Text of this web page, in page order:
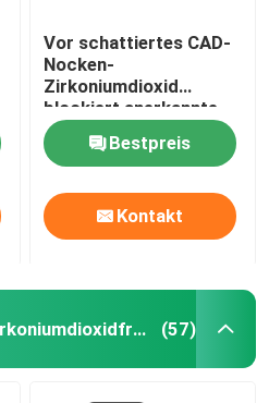
Vor schattiertes CAD-
Nocken-
Zirkoniumdioxid
blockiert anerkannte
43% hohe
lichtdurchlässige
98mm ISO 13485
Bestpreis
Kontakt
Zahnmedizinischer Zirkoniumdioxidfreier raum (57)